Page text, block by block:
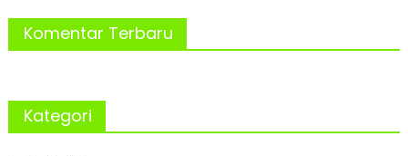
Komentar Terbaru
Kategori